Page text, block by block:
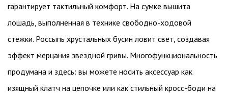
гарантирует тактильный комфорт. На сумке вышита
лошадь, выполненная в технике свободно-ходовой
стежки. Россыпь хрустальных бусин ловит свет, создавая
эффект мерцания звездной гривы. Многофункциональность
продумана и здесь: вы можете носить аксессуар как
изящный клатч на цепочке или как стильный кросс-боди на